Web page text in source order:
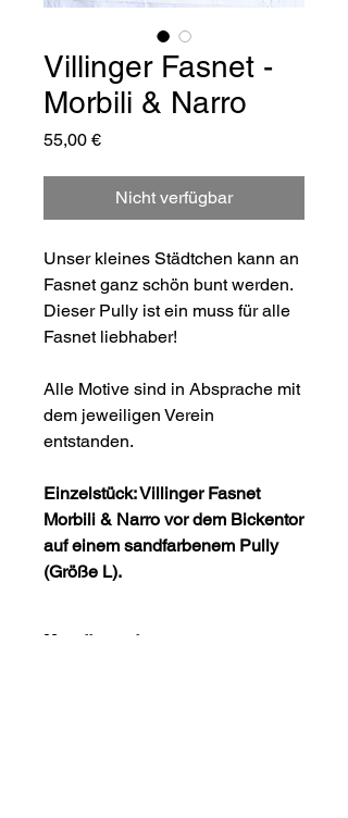
Villinger Fasnet -
Morbili & Narro
55,00 €Preis
Nicht verfügbar
Unser kleines Städtchen kann an
Fasnet ganz schön bunt werden.
Dieser Pully ist ein muss für alle
Fasnet liebhaber!
Alle Motive sind in Absprache mit
dem jeweiligen Verein
entstanden.
Einzelstück: Villinger Fasnet
Morbili & Narro vor dem Bickentor
auf einem sandfarbenem Pully
(Größe L).
Handbemalt